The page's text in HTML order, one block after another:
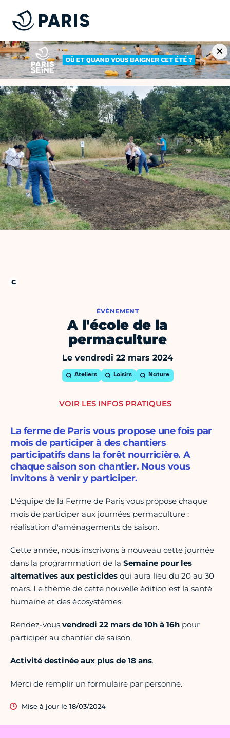
ÉVÈNEMENT
A l'école de la
permaculture
Le vendredi 22 mars 2024
Ateliers Loisirs Nature
La ferme de Paris vous propose une fois par
mois de participer à des chantiers
participatifs dans la forêt nourricière. A
chaque saison son chantier. Nous vous
invitons à venir y participer.
L'équipe de la Ferme de Paris vous propose chaque
mois de participer aux journées permaculture :
réalisation d'aménagements de saison.
Cette année, nous inscrivons à nouveau cette journée
dans la programmation de la Semaine pour les
alternatives aux pesticides qui aura lieu du 20 au 30
mars. Le thème de cette nouvelle édition est la santé
humaine et des écosystèmes.
Rendez-vous vendredi 22 mars de 10h à 16h pour
participer au chantier de saison.
Activité destinée aux plus de 18 ans.
Merci de remplir un formulaire par personne.
Mise à jour le 18/03/2024
VOIR LES INFOS PRATIQUES